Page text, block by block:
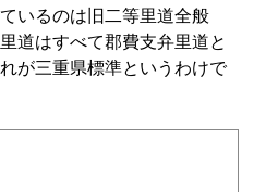
いるのは旧二等里道全般
道はすべて郡費支弁里道と
が三重県標準というわけで